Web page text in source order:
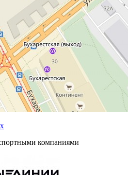
компаниями